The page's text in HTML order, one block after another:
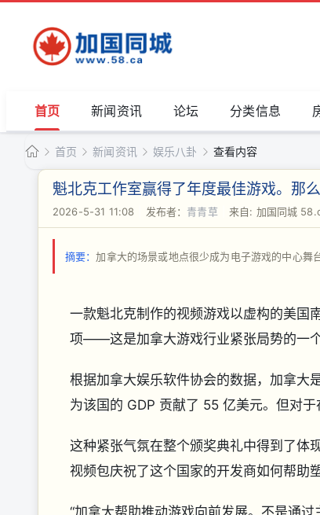
首页 新闻资讯 论坛 分类信息
加
首页
›
新闻资讯
›
娱乐八卦
›
查看内容
魁北克工作室赢得了年度最佳游戏。那
2026-5-31 11:08 发布者： 青青草 来自: 加国同城
摘要：加拿大的场景或地点很少成为电子游戏的中心舞
一款魁北克制作的视频游戏以虚构的美国
项——这是加拿大游戏行业紧张局势的一个
根据加拿大娱乐软件协会的数据，加拿大
为该国的 GDP 贡献了 55 亿美元。但对
这种紧张气氛在整个颁奖典礼中得到了体
视频包庆祝了这个国家的开发商如何帮助
“加拿大帮助推动游戏向前发展。不是通